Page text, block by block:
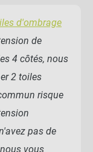
d'ombrage
de
4 côtés, nous
2 toiles
risque
pas de
vous